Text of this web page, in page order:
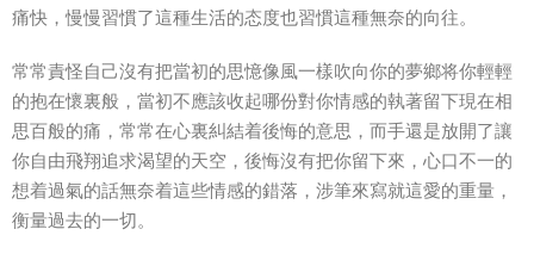
痛快，慢慢習慣了這種生活的态度也習慣這種無奈的向往。
常常責怪自己沒有把當初的思憶像風一樣吹向你的夢鄉将你輕輕
的抱在懷裏般，當初不應該收起哪份對你情感的執著留下現在相
思百般的痛，常常在心裏糾結着後悔的意思，而手還是放開了讓
你自由飛翔追求渴望的天空，後悔沒有把你留下來，心口不一的
想着過氣的話無奈着這些情感的錯落，涉筆來寫就這愛的重量，
衡量過去的一切。